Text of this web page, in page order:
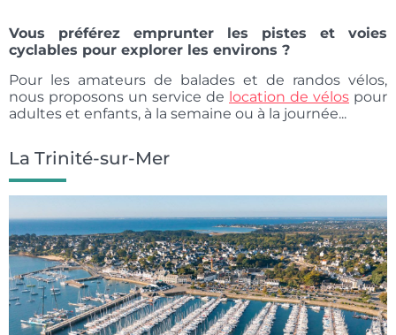
Vous préférez emprunter les pistes et voies
cyclables pour explorer les environs ?
Pour les amateurs de balades et de randos vélos,
nous proposons un service de location de vélos pour
adultes et enfants, à la semaine ou à la journée...
La Trinité-sur-Mer